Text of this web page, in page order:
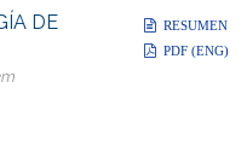
DE
RESUMEN
PDF (ENG)